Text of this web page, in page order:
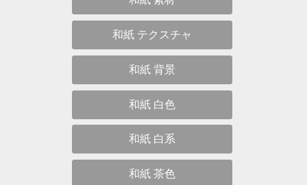
和紙 テクスチャ
和紙 背景
和紙 白色
和紙 白系
和紙 茶色